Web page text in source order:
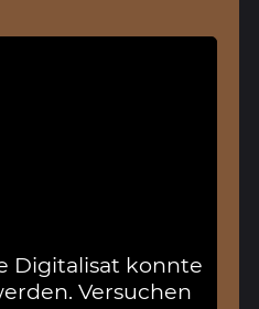
Digitalisat konnte
Versuchen